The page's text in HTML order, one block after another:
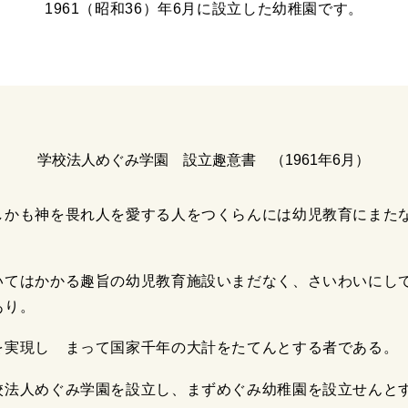
1961（昭和36）年6月に設立した幼稚園です。
学校法人めぐみ学園 設立趣意書 （1961年6月）
も神を畏れ人を愛する人をつくらんには幼児教育にまた
はかかる趣旨の幼児教育施設いまだなく、さいわいにし
。
現し まって国家千年の大計をたてんとする者である。
人めぐみ学園を設立し、まずめぐみ幼稚園を設立せんと